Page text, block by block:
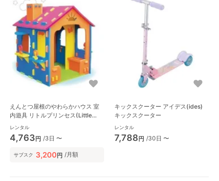
えんとつ屋根のやわらかハウス 室
内遊具 リトルプリンセス(Little
Princess)
レンタル
4,763円 /3日 〜
サブスク 3,200円 /月額
キックスクーター アイデス(ides)
キックスクーター
レンタル
7,788円 /30日 〜